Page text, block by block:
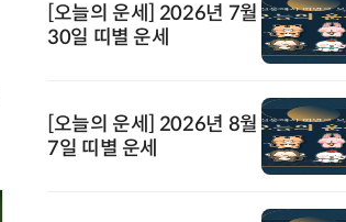
[오늘의 운세] 2026년 7월
30일 띠별 운세
[오늘의 운세] 2026년 8월
7일 띠별 운세